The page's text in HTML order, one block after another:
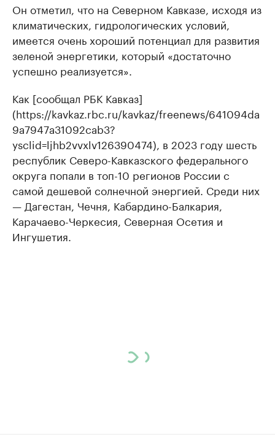
Он отметил, что на Северном Кавказе, исходя из
климатических, гидрологических условий,
имеется очень хороший потенциал для развития
зеленой энергетики, который «достаточно
успешно реализуется».
Как [сообщал РБК Кавказ]
(https://kavkaz.rbc.ru/kavkaz/freenews/641094da
9a7947a31092cab3?
ysclid=ljhb2vvxlv126390474), в 2023 году шесть
республик Северо-Кавказского федерального
округа попали в топ-10 регионов России с
самой дешевой солнечной энергией. Среди них
— Дагестан, Чечня, Кабардино-Балкария,
Карачаево-Черкесия, Северная Осетия и
Ингушетия.